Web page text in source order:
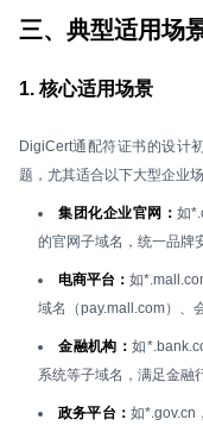
三、典型适用场
1. 核心适用场景
DigiCert通配符证书的设计
题，尤其适合以下大型企业场
集团化企业官网： 如
的官网子域名，统一品牌
电商平台： 如
域名（pay.mall.com）、
金融机构：如
系统等子域名，满足金融
政务平台： 如*.gov.cn